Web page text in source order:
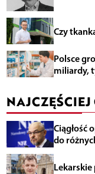
Czy
Polsce
miliardy,
Ciągłość
do
Lekarskie